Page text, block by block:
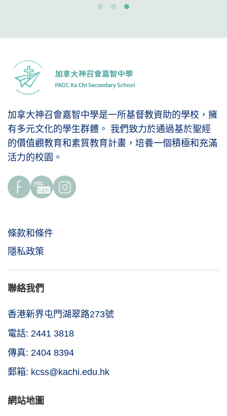
加拿大神召會嘉智中學是一所基督教資助的學校，擁
有多元文化的學生群體。 我們致力於通過基於聖經
的價值觀教育和素質教育計畫，培養一個積極和充滿
活力的校園。
條款和條件
隱私政策
聯絡我們
香港新界屯門湖翠路273號
電話: 2441 3818
傳真: 2404 8394
郵箱: kcss@kachi.edu.hk
網站地圖